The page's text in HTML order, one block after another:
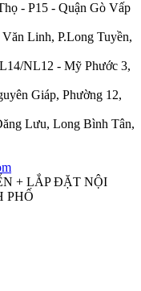
- P15 - Quận Gò Vấp
Linh, P.Long Tuyền,
NL12 - Mỹ Phước 3,
Giáp, Phường 12,
Lưu, Long Bình Tân,
+ LẮP ĐẶT NỘI
PHỐ